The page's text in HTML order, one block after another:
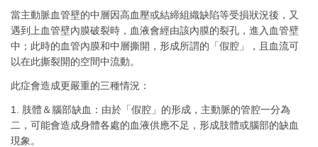
當主動脈血管壁的中層因高血壓或結締組織缺陷等受損狀況後，又
遇到上血管壁內膜破裂時，血液會經由該內膜的裂孔，進入血管壁
中；此時的血管內膜和中層撕開，形成所謂的「假腔」，且血流可
以在此撕裂開的空間中流動。
此症會造成更嚴重的三種情況：
1. 肢體＆腦部缺血：由於「假腔」的形成，主動脈的管腔一分為
二，可能會造成身體各處的血液供應不足，形成肢體或腦部的缺血
現象。